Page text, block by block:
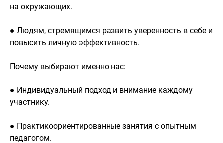
на окружающих.
● Людям, стремящимся развить уверенность в себе и
повысить личную эффективность.
Почему выбирают именно нас:
● Индивидуальный подход и внимание каждому
участнику.
● Практикоориентированные занятия с опытным
педагогом.